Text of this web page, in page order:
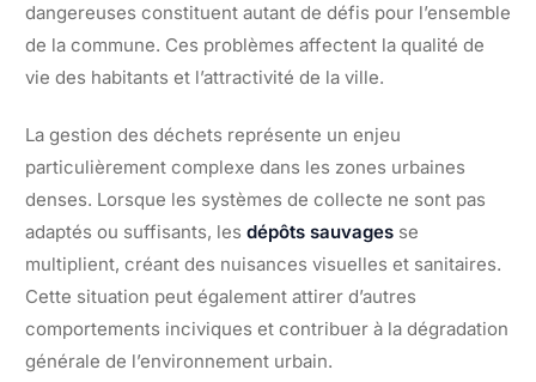
dangereuses constituent autant de défis pour l’ensemble
de la commune. Ces problèmes affectent la qualité de
vie des habitants et l’attractivité de la ville.
La gestion des déchets représente un enjeu
particulièrement complexe dans les zones urbaines
denses. Lorsque les systèmes de collecte ne sont pas
adaptés ou suffisants, les dépôts sauvages se
multiplient, créant des nuisances visuelles et sanitaires.
Cette situation peut également attirer d’autres
comportements inciviques et contribuer à la dégradation
générale de l’environnement urbain.